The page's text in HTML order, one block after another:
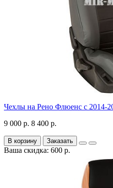
Чехлы на Рено Флюенс с 2014-
9 000 р. 8 400 р.
В корзину Заказать
Ваша скидка: 600 р.